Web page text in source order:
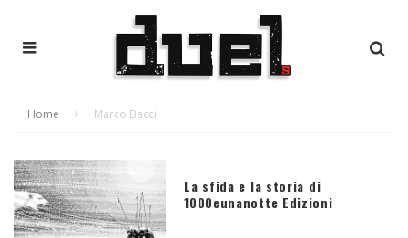
Home Marco Bacci
La sfida e la storia di
1000eunanotte Edizioni